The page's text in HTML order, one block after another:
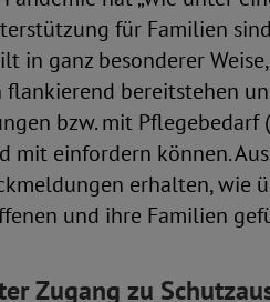
für Familien
in ganz besonderer
bereitstehen
bzw. mit Pflegebedarf
mit einfordern können.
erhalten, wie
und ihre Familien
Zugang zu